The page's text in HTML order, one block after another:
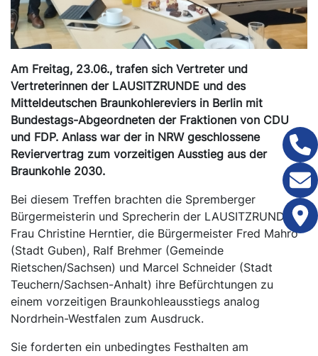
Am Freitag, 23.06., trafen sich Vertreter und
Vertreterinnen der LAUSITZRUNDE und des
Mitteldeutschen Braunkohlereviers in Berlin mit
Bundestags-Abgeordneten der Fraktionen von CDU
und FDP. Anlass war der in NRW geschlossene
Reviervertrag zum vorzeitigen Ausstieg aus der
Braunkohle 2030.
Bei diesem Treffen brachten die Spremberger
Bürgermeisterin und Sprecherin der LAUSITZRUNDE,
Frau Christine Herntier, die Bürgermeister Fred Mahro
(Stadt Guben), Ralf Brehmer (Gemeinde
Rietschen/Sachsen) und Marcel Schneider (Stadt
Teuchern/Sachsen-Anhalt) ihre Befürchtungen zu
einem vorzeitigen Braunkohleausstiegs analog
Nordrhein-Westfalen zum Ausdruck.
Sie forderten ein unbedingtes Festhalten am